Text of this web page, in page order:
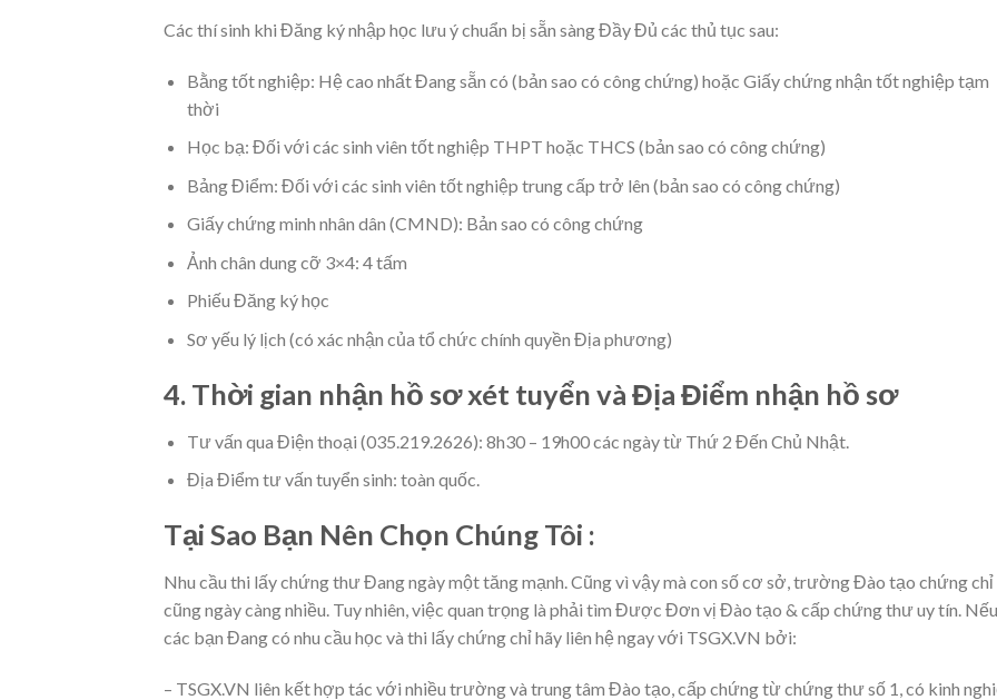
Các thí sinh khi Đăng ký nhập học lưu ý chuẩn bị sẵn sàng Đầy Đủ các thủ tục sau:
Bằng tốt nghiệp: Hệ cao nhất Đang sẵn có (bản sao có công chứng) hoặc Giấy chứng nhận tốt nghiệp tạm
thời
Học bạ: Đối với các sinh viên tốt nghiệp THPT hoặc THCS (bản sao có công chứng)
Bảng Điểm: Đối với các sinh viên tốt nghiệp trung cấp trở lên (bản sao có công chứng)
Giấy chứng minh nhân dân (CMND): Bản sao có công chứng
Ảnh chân dung cỡ 3×4: 4 tấm
Phiếu Đăng ký học
Sơ yếu lý lịch (có xác nhận của tổ chức chính quyền Địa phương)
4. Thời gian nhận hồ sơ xét tuyển và Địa Điểm nhận hồ sơ
Tư vấn qua Điện thoại (035.219.2626): 8h30 – 19h00 các ngày từ Thứ 2 Đến Chủ Nhật.
Địa Điểm tư vấn tuyển sinh: toàn quốc.
Tại Sao Bạn Nên Chọn Chúng Tôi :
Nhu cầu thi lấy chứng thư Đang ngày một tăng mạnh. Cũng vì vậy mà con số cơ sở, trường Đào tạo chứng chỉ
cũng ngày càng nhiều. Tuy nhiên, việc quan trọng là phải tìm Được Đơn vị Đào tạo & cấp chứng thư uy tín. Nếu
các bạn Đang có nhu cầu học và thi lấy chứng chỉ hãy liên hệ ngay với TSGX.VN bởi:
– TSGX.VN liên kết hợp tác với nhiều trường và trung tâm Đào tạo, cấp chứng từ chứng thư số 1, có kinh